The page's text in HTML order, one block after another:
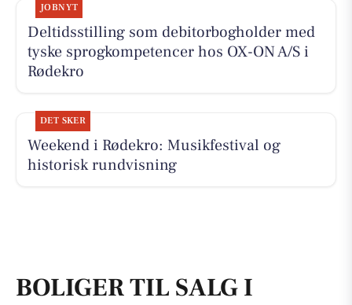
JOBNYT
Deltidsstilling som debitorbogholder med
tyske sprogkompetencer hos OX-ON A/S i
Rødekro
DET SKER
Weekend i Rødekro: Musikfestival og
historisk rundvisning
BOLIGER TIL SALG I